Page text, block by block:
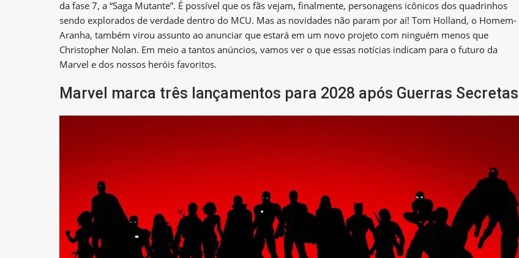
da fase 7, a “Saga Mutante”. É possível que os fãs vejam, finalmente, personagens icônicos dos quadrinhos
sendo explorados de verdade dentro do MCU. Mas as novidades não param por aí! Tom Holland, o Homem-
Aranha, também virou assunto ao anunciar que estará em um novo projeto com ninguém menos que
Christopher Nolan. Em meio a tantos anúncios, vamos ver o que essas notícias indicam para o futuro da
Marvel e dos nossos heróis favoritos.
Marvel marca três lançamentos para 2028 após Guerras Secretas